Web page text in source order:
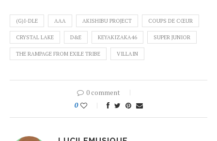
(G)I-DLE AAA AKISHIBU PROJECT COUPS DE CŒUR
CRYSTAL LAKE D&E KEYAKIZAKA46 SUPER JUNIOR
THE RAMPAGE FROM EXILE TRIBE VILLAIN
0 comment
0